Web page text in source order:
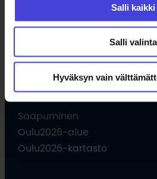
Salli kaikki
Salli valinta
Hyväksyn vain
Tule vapaaehtoiseksi
Hankkeet
Vieraile
Saapuminen
Oulu2026-alue
Oulu2026-kartasto